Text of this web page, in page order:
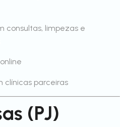
consultas, limpezas e
clínicas parceiras
(PJ)